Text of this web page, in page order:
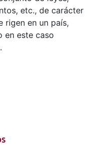
etc., de carácter
en un país,
en este caso